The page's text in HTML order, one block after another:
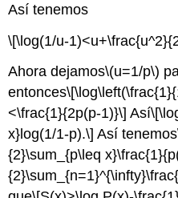
Así tenemos
\[\log(1/u-
Ahora dejamos\(u=1/p\)
entonces
<\frac{1}{2p(p-1)}\] Así
x}log(1/1-p).\] Así tenemos
{2}\sum_{p\leq